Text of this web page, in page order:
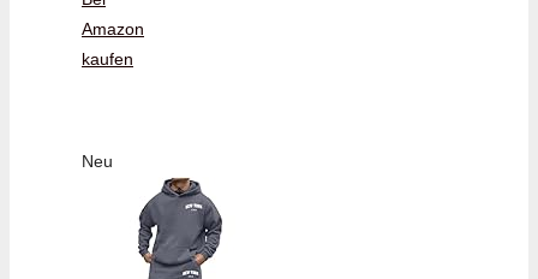
Amazon
kaufen
Neu